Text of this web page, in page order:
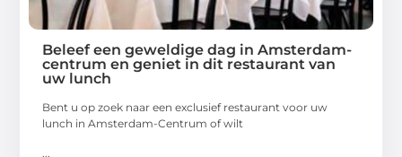
Beleef een geweldige dag in Amsterdam-
centrum en geniet in dit restaurant van
uw lunch
Bent u op zoek naar een exclusief restaurant voor uw
lunch in Amsterdam-Centrum of wilt